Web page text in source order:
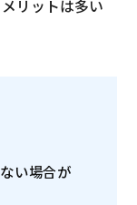
リットは多い
い場合が